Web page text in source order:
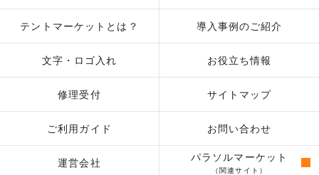
テントマーケットとは？
文字・ロゴ入れ
修理受付
ご利用ガイド
運営会社
導入事例のご紹介
お役立ち情報
サイトマップ
お問い合わせ
パラソルマーケット
（関連サイト）